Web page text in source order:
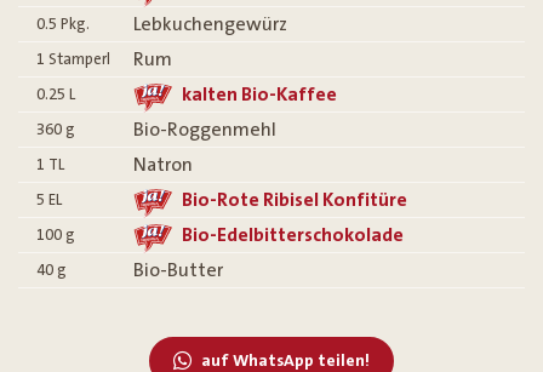
0.5 Pkg. Lebkuchengewürz
1 Stamperl Rum
0.25 L kalten Bio-Kaffee
360 g Bio-Roggenmehl
1 TL Natron
5 EL Bio-Rote Ribisel Konfitüre
100 g Bio-Edelbitterschokolade
40 g Bio-Butter
auf WhatsApp teilen!